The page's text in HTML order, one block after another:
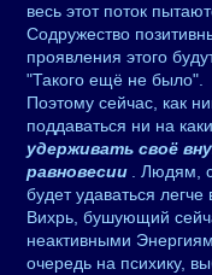
весь этот поток
Содружество
проявления этого
"Такого ещё не было".
Поэтому сейчас, как
поддаваться ни на
удерживать своё
равновесии
. Людям,
будет удаваться легче
Вихрь, бушующий
неактивными
очередь на психику,